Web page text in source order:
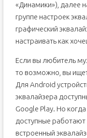
«Динамики»), далее
группе настроек
графический
настраивать как
Если вы любитель
то возможно, вы
Для Android
эквалайзера
Google Play. Но
доступные
встроенный